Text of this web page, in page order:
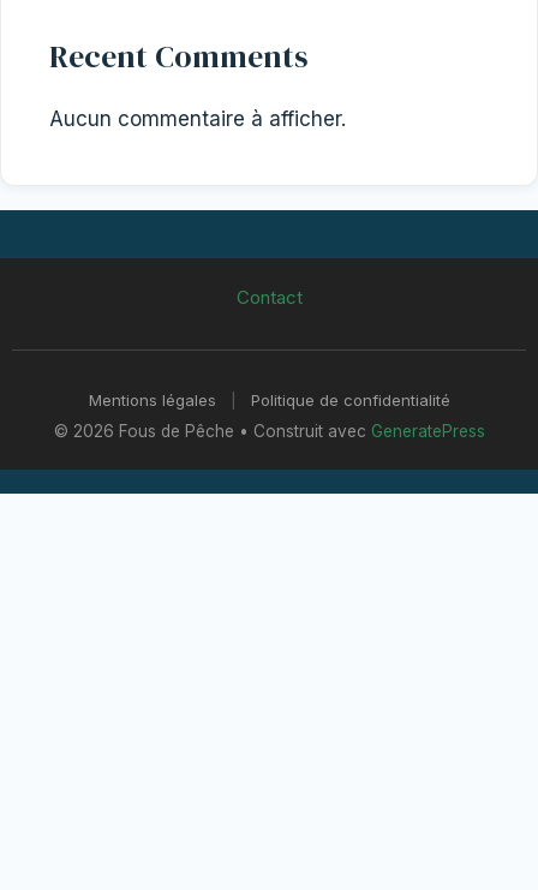
Recent Comments
Aucun commentaire à afficher.
Contact
Mentions légales
Politique de confidentialité
© 2026 Fous de Pêche • Construit avec GeneratePress